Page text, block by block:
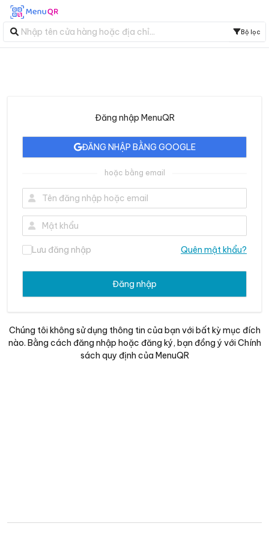
Bộ lọc
Đăng nhập MenuQR
ĐĂNG NHẬP BẰNG GOOGLE
hoặc bằng email
Lưu đăng nhập Quên mật khẩu?
Đăng nhập
Chúng tôi không sử dụng thông tin của bạn với bất kỳ mục đích
nào. Bằng cách đăng nhập hoặc đăng ký, bạn đồng ý với Chính
sách quy định của MenuQR